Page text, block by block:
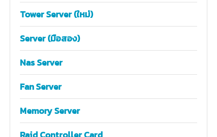
Tower Server (ใหม่)
Server (มือสอง)
Nas Server
Fan Server
Memory Server